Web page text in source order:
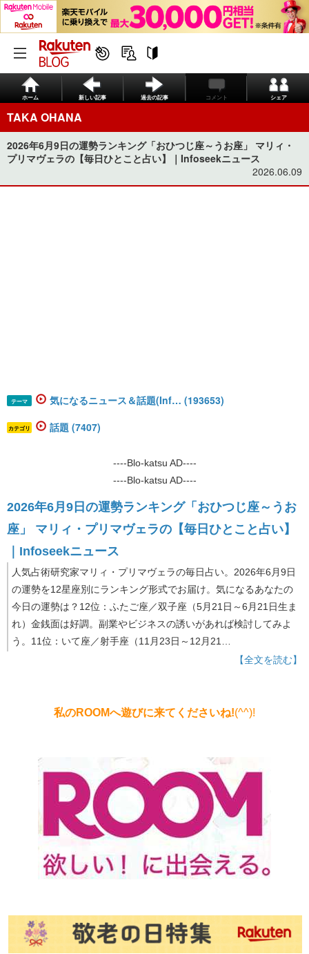
ホーム 新しい記事 過去の記事 コメント シェア
TAKA OHANA
2026年6月9日の運勢ランキング「おひつじ座～うお座」 マリィ・
プリマヴェラの【毎日ひとこと占い】｜Infoseekニュース
2026.06.09
テーマ 気になるニュース＆話題(Inf… (193653)
カテゴリ 話題 (7407)
----Blo-katsu AD----
----Blo-katsu AD----
2026年6月9日の運勢ランキング「おひつじ座～うお
座」 マリィ・プリマヴェラの【毎日ひとこと占い】
｜Infoseekニュース
人気占術研究家マリィ・プリマヴェラの毎日占い。2026年6月9日
の運勢を12星座別にランキング形式でお届け。気になるあなたの
今日の運勢は？12位：ふたご座／双子座（5月21日～6月21日生ま
れ）金銭面は好調。副業やビジネスの誘いがあれば検討してみよ
う。11位：いて座／射手座（11月23日～12月21…
【全文を読む】
私のROOMへ遊びに来てくださいね!(^^)!